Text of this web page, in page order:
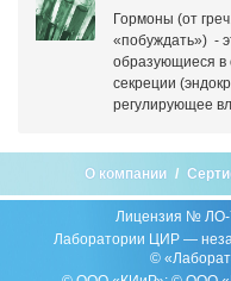
Гормоны (от
«побуждать») -
образующиеся в
секреции
регулирующее
О компании
Лицензия № ЛО-
Лаборатории ЦИР —
©